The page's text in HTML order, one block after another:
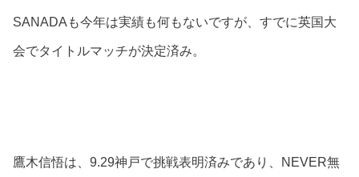
SANADAも今年は実績も何もないですが、すでに英国大
会でタイトルマッチが決定済み。
鷹木信悟は、9.29神戸で挑戦表明済みであり、NEVER無